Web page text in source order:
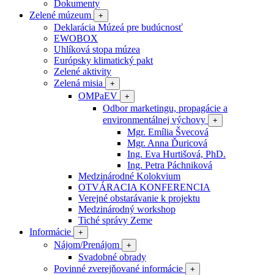
Dokumenty
Zelené múzeum
+
Deklarácia Múzeá pre budúcnosť
EWOBOX
Uhlíková stopa múzea
Európsky klimatický pakt
Zelené aktivity
Zelená misia
+
OMPaEV +
Odbor marketingu, propagácie a
environmentálnej výchovy
+
Mgr. Emília Švecová
Mgr. Anna Ďuricová
Ing. Eva Hurtišová, PhD.
Ing. Petra Páchniková
Medzinárodné Kolokvium
OTVÁRACIA KONFERENCIA
Verejné obstarávanie k projektu
Medzinárodný workshop
Tiché správy Zeme
Informácie
+
Nájom/Prenájom +
Svadobné obrady
Povinné zverejňované informácie
+